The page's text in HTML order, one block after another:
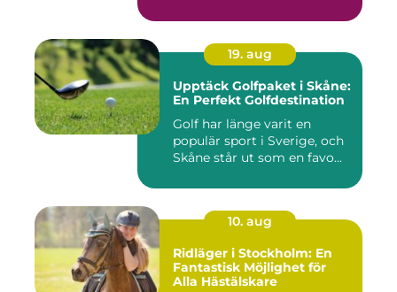
19. aug
Upptäck Golfpaket i Skåne:
En Perfekt Golfdestination
Golf har länge varit en
populär sport i Sverige, och
Skåne står ut som en favo...
10. aug
Ridläger i Stockholm: En
Fantastisk Möjlighet för
Alla Hästälskare